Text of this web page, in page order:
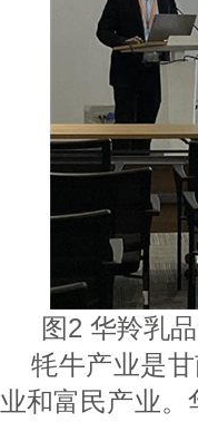
图2 华羚乳
牦牛产业是
业和富民产业